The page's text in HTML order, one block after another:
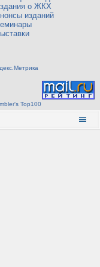
о ЖКХ
изданий